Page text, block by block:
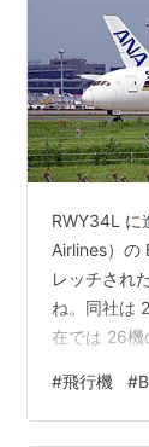
RWY34L に
Airlines）の
レッチされ
ね。同社は
在では 26
加中飛行機
#飛行機 #